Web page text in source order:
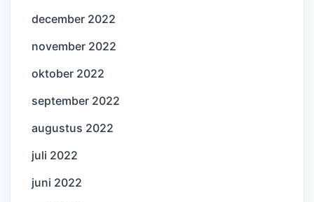
december 2022
november 2022
oktober 2022
september 2022
augustus 2022
juli 2022
juni 2022